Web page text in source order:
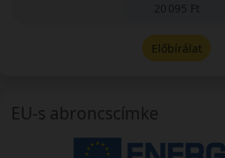
20 095 Ft
Előbírálat
EU-s abroncscímke